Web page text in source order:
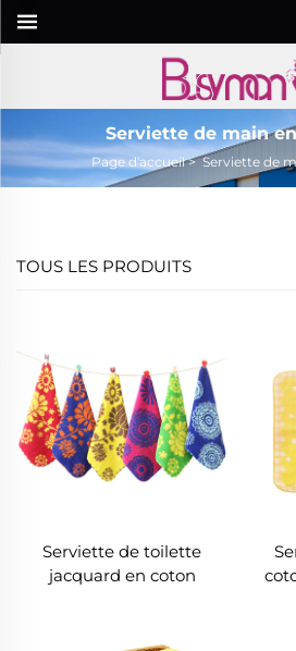
Serviette de main
Page d'accueil>Serviette de
TOUS LES PRODUITS
Serviette de toilette
jacquard en coton